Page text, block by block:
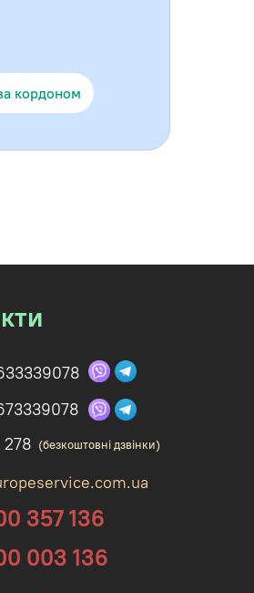
кордоном
357 136
003 136
(безкоштовні дзвінки)